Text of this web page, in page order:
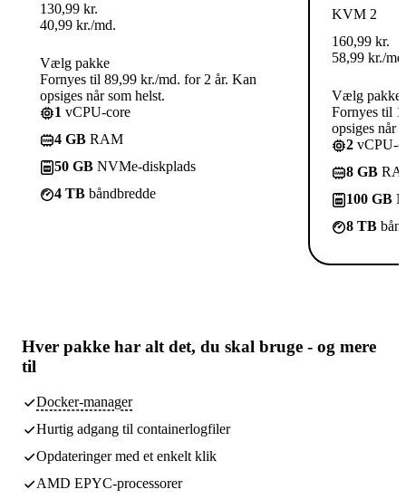
130,99 kr.
40,99 kr./md.
Vælg pakke
Fornyes til 89,99 kr./md. for 2 år. Kan
opsiges når som helst.
1 vCPU-core
4 GB RAM
50 GB NVMe-diskplads
4 TB båndbredde
KVM 2
160,99 kr.
58,99 kr./
Vælg pakke
Fornyes til
opsiges når
2 vCPU-
8 GB
100 GB
8 TB
Hver pakke har alt det, du skal bruge - og mere
til
Docker-manager
Hurtig adgang til containerlogfiler
Opdateringer med et enkelt klik
AMD EPYC-processorer